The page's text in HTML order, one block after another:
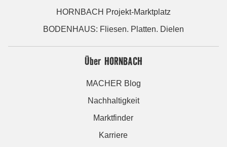
HORNBACH Projekt-Marktplatz
BODENHAUS: Fliesen. Platten. Dielen
Über HORNBACH
MACHER Blog
Nachhaltigkeit
Marktfinder
Karriere